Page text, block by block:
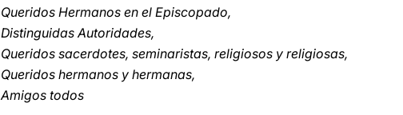
Queridos Hermanos en el Episcopado,
Distinguidas Autoridades,
Queridos sacerdotes, seminaristas, religiosos y religiosas,
Queridos hermanos y hermanas,
Amigos todos